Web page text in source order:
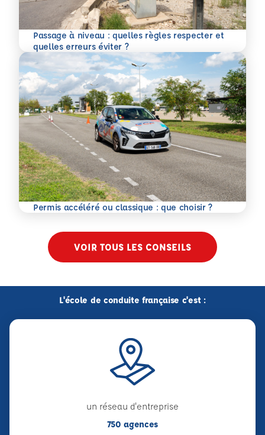
Passage à niveau : quelles règles respecter et
quelles erreurs éviter ?
En savoir plus
Permis accéléré ou classique : que choisir ?
En savoir plus
VOIR TOUS LES CONSEILS
L'école de conduite française c'est :
un réseau d'entreprise
750 agences